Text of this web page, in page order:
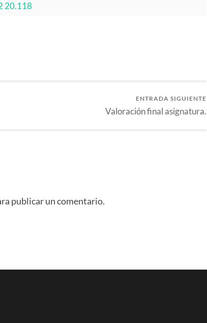
20.118
ENTRADA SIGUIENTE
Valoración final asignatura.
publicar un comentario.